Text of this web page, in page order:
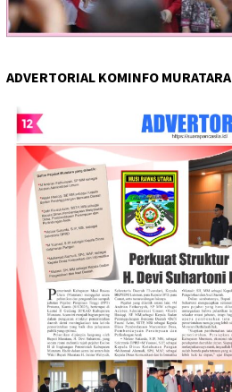
ADVERTORIAL KOMINFO MURATARA